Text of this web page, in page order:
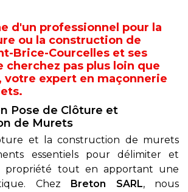
d'un professionnel pour la
ou la construction de
Brice-Courcelles et ses
cherchez pas plus loin que
votre expert en maçonnerie
Pose de Clôture et
de Murets
et la construction de murets
essentiels pour délimiter et
propriété tout en apportant une
Chez Breton SARL, nous